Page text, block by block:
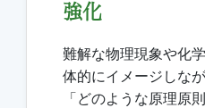
強化
難解な物理現象や化
体的にイメージしな
「どのような原理原